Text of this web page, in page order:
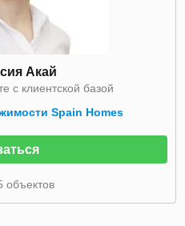
Акай
с клиентской базой
Spain Homes
объектов